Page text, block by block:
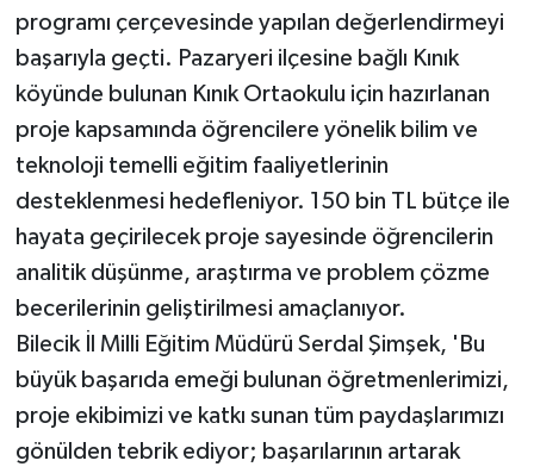
programı çerçevesinde yapılan değerlendirmeyi
başarıyla geçti. Pazaryeri ilçesine bağlı Kınık
köyünde bulunan Kınık Ortaokulu için hazırlanan
proje kapsamında öğrencilere yönelik bilim ve
teknoloji temelli eğitim faaliyetlerinin
desteklenmesi hedefleniyor. 150 bin TL bütçe ile
hayata geçirilecek proje sayesinde öğrencilerin
analitik düşünme, araştırma ve problem çözme
becerilerinin geliştirilmesi amaçlanıyor.
Bilecik İl Milli Eğitim Müdürü Serdal Şimşek, 'Bu
büyük başarıda emeği bulunan öğretmenlerimizi,
proje ekibimizi ve katkı sunan tüm paydaşlarımızı
gönülden tebrik ediyor; başarılarının artarak